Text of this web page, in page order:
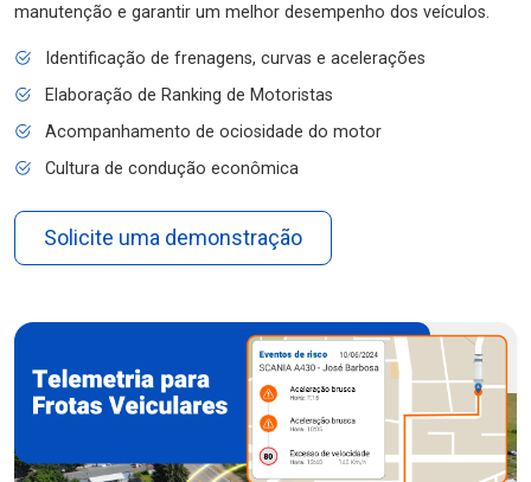
manutenção e garantir um melhor desempenho dos veículos.
Identificação de frenagens, curvas e acelerações
Elaboração de Ranking de Motoristas
Acompanhamento de ociosidade do motor
Cultura de condução econômica
Solicite uma demonstração